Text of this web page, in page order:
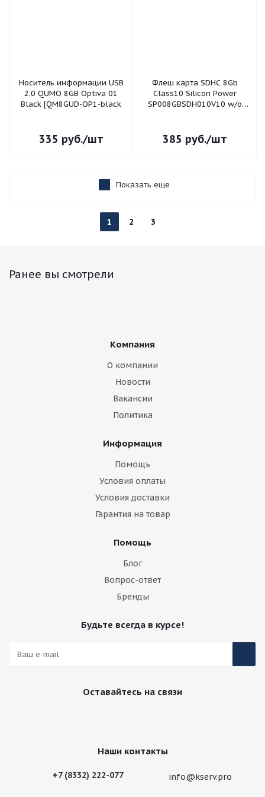
Носитель информации USB
2.0 QUMO 8GB Optiva 01
Black [QM8GUD-OP1-black
335 руб./шт
Флеш карта SDHC 8Gb
Class10 Silicon Power
SP008GBSDH010V10 w/o
385 руб./шт
Показать еще
1 2 3
Ранее вы смотрели
Компания
О компании
Новости
Вакансии
Политика
Информация
Помощь
Условия оплаты
Условия доставки
Гарантия на товар
Помощь
Блог
Вопрос-ответ
Бренды
Будьте всегда в курсе!
Оставайтесь на связи
Наши контакты
+7 (8332) 222-077 info@kserv.pro